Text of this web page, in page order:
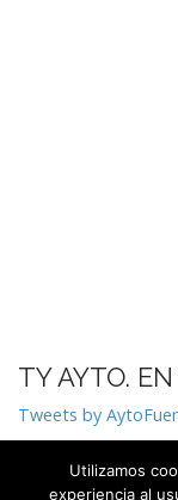
TY AYTO.
Tweets by
Utilizamos
experiencia al